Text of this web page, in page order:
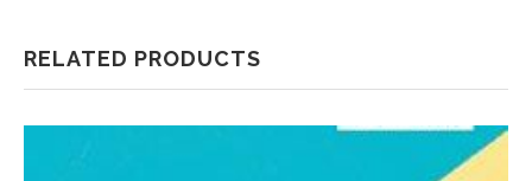
RELATED PRODUCTS